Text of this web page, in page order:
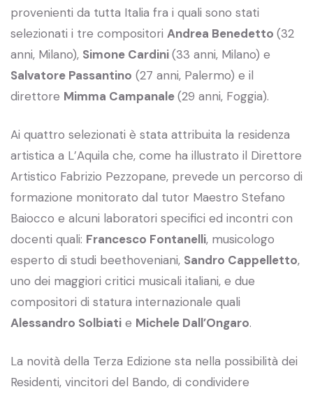
provenienti da tutta Italia fra i quali sono stati
selezionati i tre compositori Andrea Benedetto (32
anni, Milano), Simone Cardini(33 anni, Milano) e
Salvatore Passantino (27 anni, Palermo) e il
direttore Mimma Campanale(29 anni, Foggia).
Ai quattro selezionati è stata attribuita la residenza
artistica a L’Aquila che, come ha illustrato il Direttore
Artistico Fabrizio Pezzopane, prevede un percorso di
formazione monitorato dal tutor Maestro Stefano
Baiocco e alcuni laboratori specifici ed incontri con
docenti quali: Francesco Fontanelli, musicologo
esperto di studi beethoveniani, Sandro Cappelletto,
uno dei maggiori critici musicali italiani, e due
compositori di statura internazionale quali
Alessandro Solbiati e Michele Dall’Ongaro.
La novità della Terza Edizione sta nella possibilità dei
Residenti, vincitori del Bando, di condividere